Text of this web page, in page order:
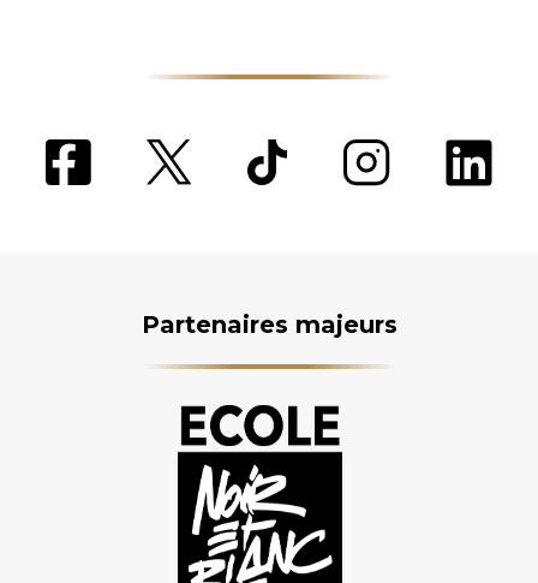
Partenaires majeurs